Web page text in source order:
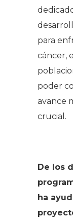
para
cáncer,
poder
avance
crucial.
De los
ha